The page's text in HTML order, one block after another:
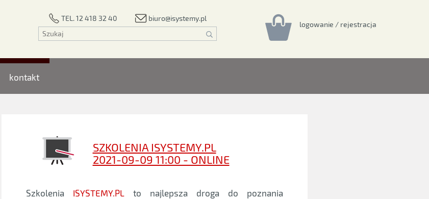
TEL. 12 418 32 40 biuro@isystemy.pl
logowanie / rejestracja
kontakt
SZKOLENIA ISYSTEMY.PL
2021-09-09 11:00 - ONLINE
Szkolenia ISYSTEMY.PLto najlepsza droga do poznania